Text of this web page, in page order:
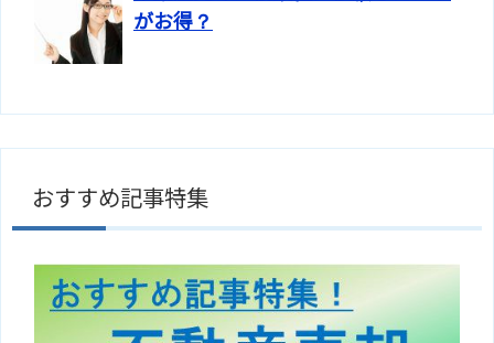
がお得？
おすすめ記事特集